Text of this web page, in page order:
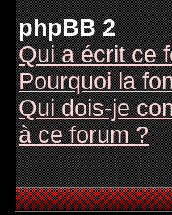
phpBB 2
Qui a écrit ce
Pourquoi la
Qui dois-je
à ce forum ?